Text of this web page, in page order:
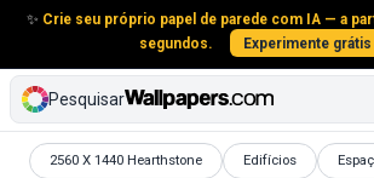
✨ Crie seu próprio papel de parede com IA — a
segundos.
Experimente
Pesquisar
2560 X 1440 Hearthstone
Papéis de Parede Edifícios
Papéis de Parede